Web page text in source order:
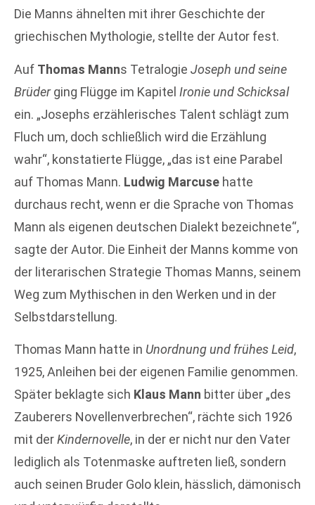
Die Manns ähnelten mit ihrer Geschichte der
griechischen Mythologie, stellte der Autor fest.
Auf Thomas Manns Tetralogie Joseph und seine
Brüderging Flügge im Kapitel Ironie und Schicksal
ein. „Josephs erzählerisches Talent schlägt zum
Fluch um, doch schließlich wird die Erzählung
wahr“, konstatierte Flügge, „das ist eine Parabel
auf Thomas Mann. Ludwig Marcuse hatte
durchaus recht, wenn er die Sprache von Thomas
Mann als eigenen deutschen Dialekt bezeichnete“,
sagte der Autor. Die Einheit der Manns komme von
der literarischen Strategie Thomas Manns, seinem
Weg zum Mythischen in den Werken und in der
Selbstdarstellung.
Thomas Mann hatte in Unordnung und frühes Leid,
1925, Anleihen bei der eigenen Familie genommen.
Später beklagte sich Klaus Mann bitter über „des
Zauberers Novellenverbrechen“, rächte sich 1926
mit derKindernovelle, in der er nicht nur den Vater
lediglich als Totenmaske auftreten ließ, sondern
auch seinen Bruder Golo klein, hässlich, dämonisch